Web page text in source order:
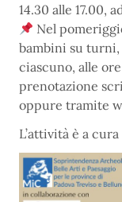
14.30 alle 17.00,
Nel
bambini su
ciascuno, alle ore
prenotazione
oppure tramite
L’attività è a